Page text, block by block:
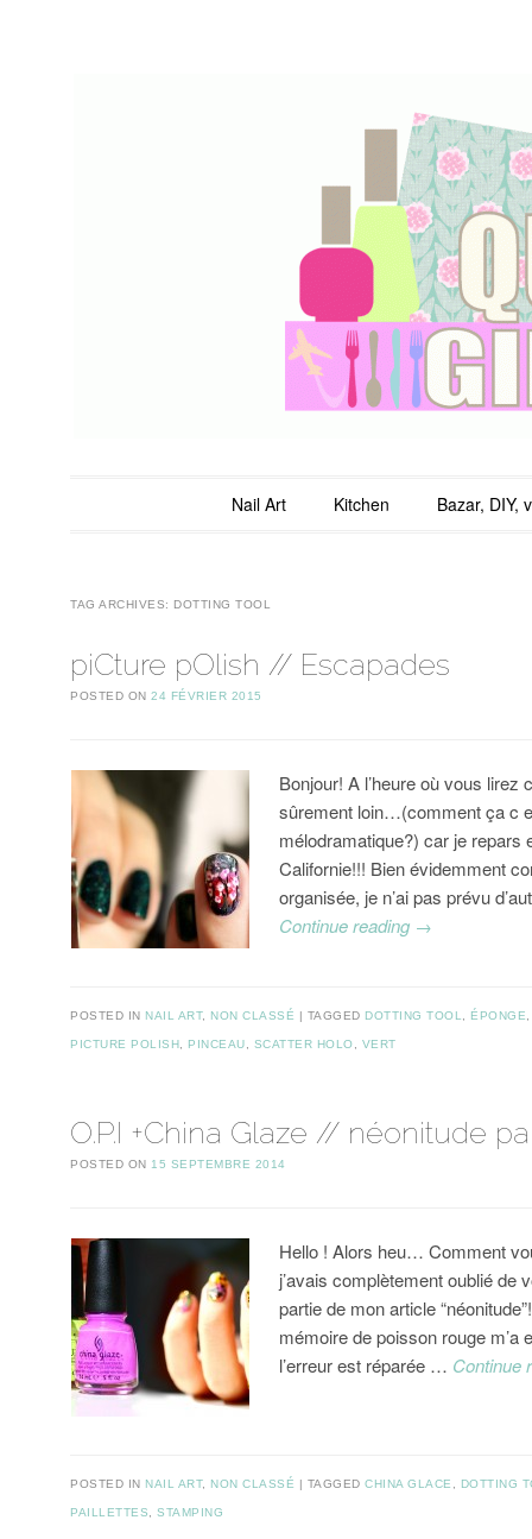
QuicheGirl
Nail Art Kitchen Bazar, DIY,
TAG ARCHIVES: DOTTING TOOL
piCture pOlish // Escapades
POSTED ON24 FÉVRIER 2015
Bonjour! A l’heure où vous lirez
sûrement loin…(comment ça c
mélodramatique?) car je repars
Californie!!! Bien évidemment
organisée, je n’ai pas prévu
Continue reading →
POSTED IN NAIL ART, NON CLASSÉ TAGGED DOTTING TOOL ÉPONGE
PICTURE POLISH PINCEAU SCATTER HOLO VERT
O.P.I +China Glaze // néonitude
POSTED ON 15 SEPTEMBRE 2014
Hello ! Alors heu… Comment
j’avais complètement oublié de
partie de mon article
mémoire de poisson rouge m’a
l’erreur est réparée … Continue
POSTED IN NAIL ART, NON CLASSÉ TAGGEDCHINA GLACE DOTTING
PAILLETTES ,STAMPING